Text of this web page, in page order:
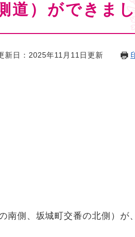
道）ができま
新日：2025年11月11日更新
側、坂城町交番の北側）が